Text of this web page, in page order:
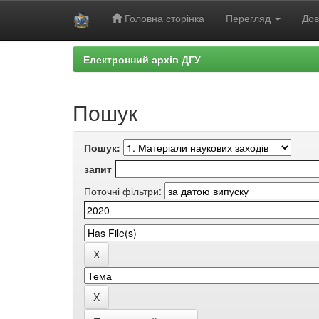
Головна сторінка Перегляд
Електронний архів ДГУ
Пошук
Пошук:
запит
Поточні фільтри: